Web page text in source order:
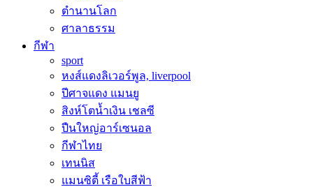
ตำนานโลก
ศาลาธรรม
กีฬา
sport
หงส์แดงลิเวอร์พูล, liverpool
ปีศาจแดง แมนยู
สิงห์โตน้ำเงิน เชลซี
ปืนใหญ่อาร์เซนอล
กีฬาไทย
เทนนิส
แมนซิตี้ เรือใบสีฟ้า